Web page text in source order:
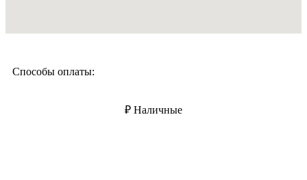
Способы оплаты:
₽ Наличные